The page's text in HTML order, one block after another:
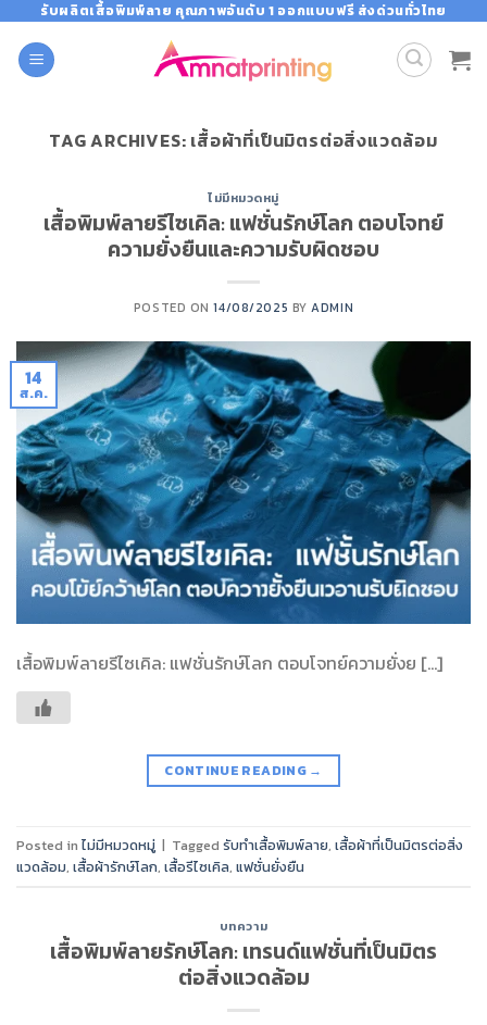
content
รับผลิตเสื้อพิมพ์ลาย คุณภาพอันดับ 1 ออกแบบฟรี ส่งด่วนทั่วไทย
TAG ARCHIVES: เสื้อผ้าที่เป็นมิตรต่อสิ่งแวดล้อม
ไม่มีหมวดหมู่
เสื้อพิมพ์ลายรีไซเคิล: แฟชั่นรักษ์โลก ตอบโจทย์
ความยั่งยืนและความรับผิดชอบ
POSTED ON14/08/2025 BYADMIN
14
ส.ค.
เสื้อพิมพ์ลายรีไซเคิล: แฟชั่นรักษ์โลก ตอบโจทย์ความยั่งย […]
CONTINUE READING →
Posted in ไม่มีหมวดหมู่ | Tagged รับทำเสื้อพิมพ์ลาย, เสื้อผ้าที่เป็นมิตรต่อสิ่ง
แวดล้อม, เสื้อผ้ารักษ์โลก, เสื้อรีไซเคิล, แฟชั่นยั่งยืน
บทความ
เสื้อพิมพ์ลายรักษ์โลก: เทรนด์แฟชั่นที่เป็นมิตร
ต่อสิ่งแวดล้อม